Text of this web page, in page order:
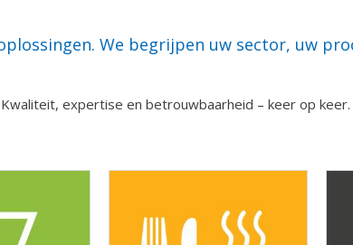
We begrijpen uw sector, uw
expertise en betrouwbaarheid – keer op keer.